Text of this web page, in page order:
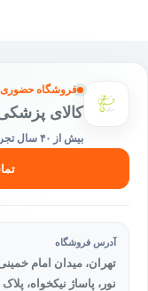
محصول
انتخاب
شوند
فروشگاه حضوری
کالای
بیش از ۴۰ سال تجربه در عرضه تجهیزات و کالاهای پزشکی
آدرس فروشگاه
تهران، میدان امام
نور، پاساژ نیکخواه، پلاک ۲